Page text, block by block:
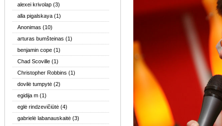
alexei krivolap (3)
alla pigalskaya (1)
Anonimas (10)
arturas bumšteinas (1)
benjamin cope (1)
Chad Scoville (1)
Christopher Robbins (1)
dovilė tumpytė (2)
egidija m (1)
eglė rindzevičiūtė (4)
gabrielė labanauskaitė (3)